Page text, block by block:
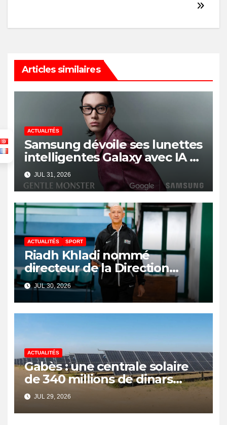
Articles similaires
ACTUALITÉS
Samsung dévoile ses lunettes
intelligentes Galaxy avec IA et
Gemini
JUL 31, 2026
ACTUALITÉS SPORT
Riadh Khladi nommé
directeur de la Direction
Nationale de l’Arbitrage
JUL 30, 2026
ACTUALITÉS
Gabès : une centrale solaire
de 340 millions de dinars
pour renforcer la transition
énergétique et créer 400
emplois
JUL 29, 2026